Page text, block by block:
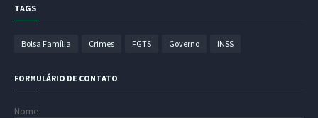
TAGS
Bolsa Família Crimes FGTS Governo INSS
FORMULÁRIO DE CONTATO
Nome